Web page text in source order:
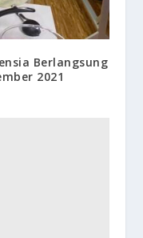
Berlangsung
2021